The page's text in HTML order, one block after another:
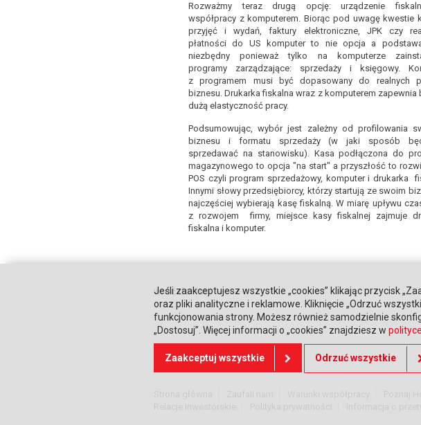
Rozważmy teraz drugą opcję: urządzenie
współpracy z komputerem. Biorąc pod uwagę kwestie
przyjęć i wydań, faktury elektroniczne, JPK czy
płatności do US komputer to nie opcja a
niezbędny ponieważ tylko na komputerze
programy zarządzające: sprzedaży i księgowy.
z programem musi być dopasowany do realnych
biznesu. Drukarka fiskalna wraz z komputerem zapewnia
dużą elastyczność pracy.
Podsumowując, wybór jest zależny od profilowania
biznesu i formatu sprzedaży (w jaki sposób
sprzedawać na stanowisku). Kasa podłączona do
magazynowego to opcja "na start" a przyszłość to
POS czyli program sprzedażowy, komputer i drukarka
Innymi słowy przedsiębiorcy, którzy startują ze swoim
najczęściej wybierają kasę fiskalną. W miarę upływu
z rozwojem firmy, miejsce kasy fiskalnej zajmuje
fiskalna i komputer.
wróć do listy
DOWIEDZ SIĘ WIĘCEJ
Jeśli zaakceptujesz wszystkie „cookies” klikając przycisk
oraz pliki analityczne i reklamowe. Kliknięcie „Odrzuć
funkcjonowania strony. Możesz również samodzielnie
„Dostosuj”. Więcej informacji o „cookies” znajdziesz w
Zaakceptuj wszystkie Odrzuć wszystkie